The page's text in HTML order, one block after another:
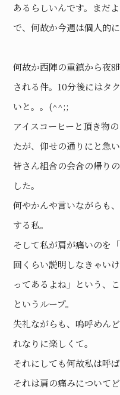
あるらしいんです。まだ
で、何故か今週は個人的
何故か西陣の重鎮から夜
される件。10分後にはタ
いと。。(^^;;
アイスコーヒーと頂き物
たが、仰せの通りにと急
皆さん組合の会合の帰り
した。
何やかんや言いながらも
する私。
そして私が肩が痛いのを
回くらい説明しなきゃい
ってあるよね」という、
というループ。
失礼ながらも、嗚呼めん
れなりに楽しくて。
それにしても何故私は呼
それは肩の痛みについて